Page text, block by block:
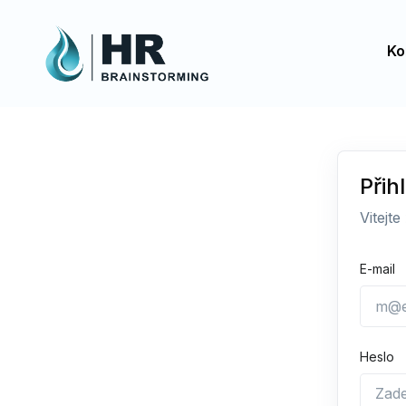
Vitejte
E-mail
Heslo